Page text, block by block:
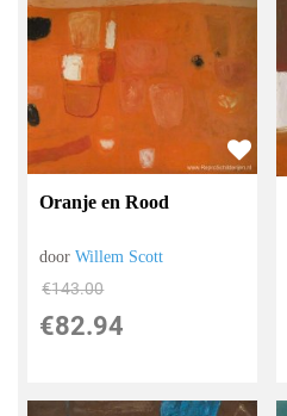
Oranje en Rood
doorWillem Scott
€143.00
€82.94